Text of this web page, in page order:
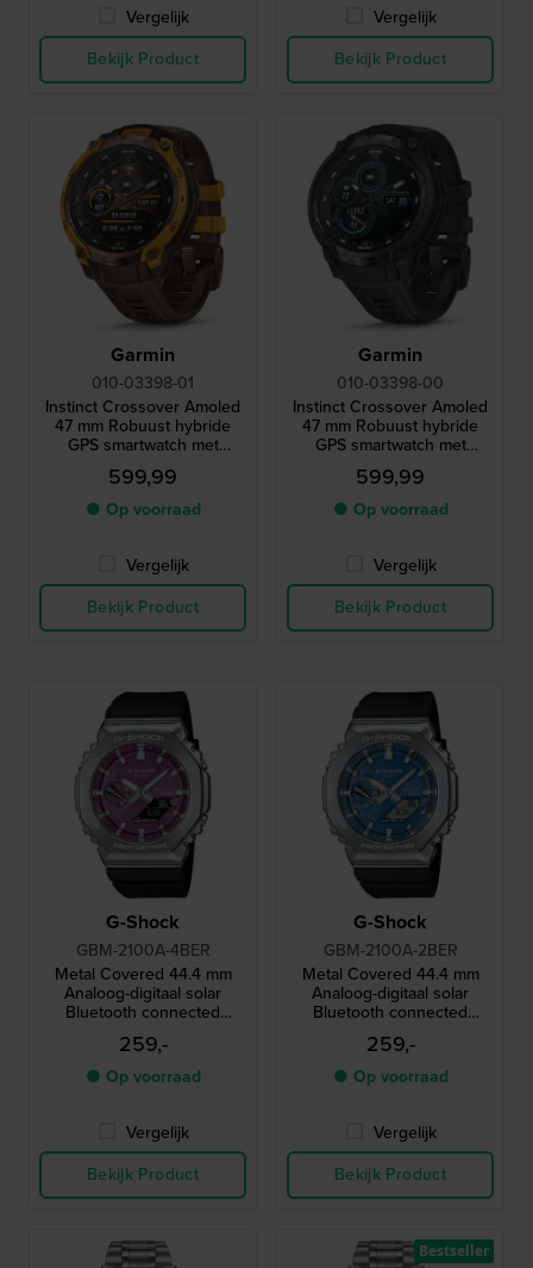
Vergelijk
Bekijk Product
Vergelijk
Bekijk Product
Garmin
010-03398-01
Instinct Crossover Amoled
47 mm Robuust hybride
GPS smartwatch met
Amoled-scherm
599,99
● Op voorraad
Vergelijk
Bekijk Product
Garmin
010-03398-00
Instinct Crossover Amoled
47 mm Robuust hybride
GPS smartwatch met
Amoled-scherm
599,99
● Op voorraad
Vergelijk
Bekijk Product
G-Shock
GBM-2100A-4BER
Metal Covered 44.4 mm
Analoog-digitaal solar
Bluetooth connected
horloge
259,-
● Op voorraad
Vergelijk
Bekijk Product
G-Shock
GBM-2100A-2BER
Metal Covered 44.4 mm
Analoog-digitaal solar
Bluetooth connected
horloge
259,-
● Op voorraad
Vergelijk
Bekijk Product
Bestseller